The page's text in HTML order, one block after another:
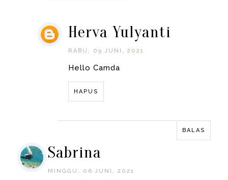
Herva Yulyanti
RABU, 09 JUNI, 2021
Hello Camda
HAPUS
BALAS
Sabrina
MINGGU, 06 JUNI, 2021